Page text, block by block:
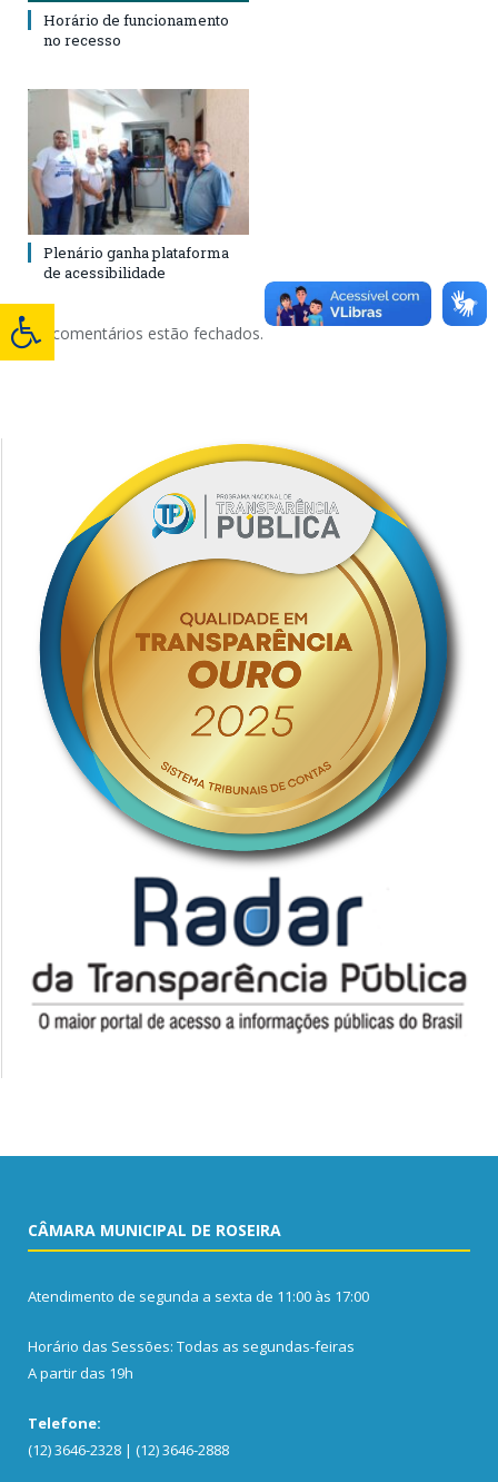
Horário de funcionamento
no recesso
Plenário ganha plataforma
de acessibilidade
Os comentários estão fechados.
CÂMARA MUNICIPAL DE ROSEIRA
Atendimento de segunda a sexta de 11:00 às 17:00
Horário das Sessões: Todas as segundas-feiras
A partir das 19h
Telefone:
(12) 3646-2328 | (12) 3646-2888